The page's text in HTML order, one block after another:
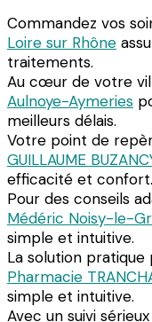
Commandez vos
Loire sur Rhône
traitements.
Au cœur de votre
Aulnoye-Aymeries
meilleurs délais.
Votre point de
GUILLAUME
efficacité et confort.
Pour des conseils
Médéric Noisy-le-
simple et intuitive.
La solution
Pharmacie
simple et intuitive.
Avec un suivi